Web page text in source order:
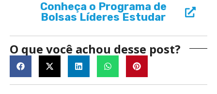
Conheça o Programa de
Bolsas Líderes Estudar
O que você achou desse post?